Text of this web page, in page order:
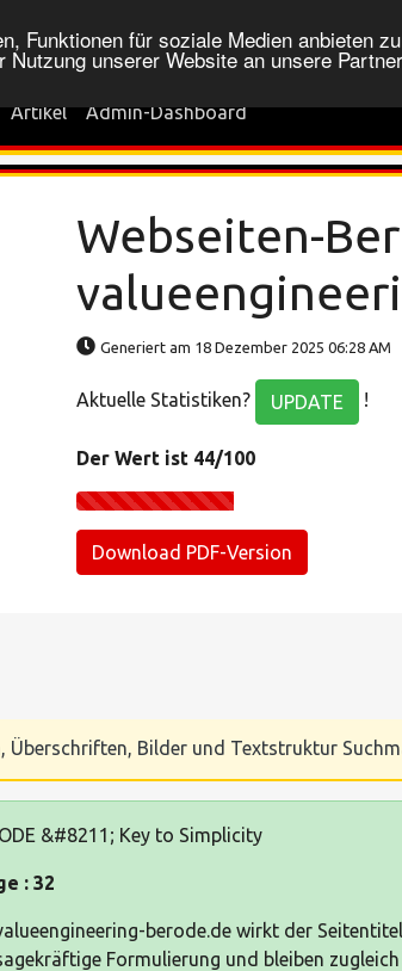
Funktionen für soziale Medien anbieten
unserer Website an unsere
Artikel Admin-Dashboard
Webseiten-
Generiert am 18 Dezember 2025 06:28 AM
Aktuelle Statistiken? UPDATE !
Der Wert ist 44/100
Download PDF-Version
Bilder und Textstruktur
&#8211; Key to Simplicity
: 32
berode.de wirkt der
Formulierung und bleiben